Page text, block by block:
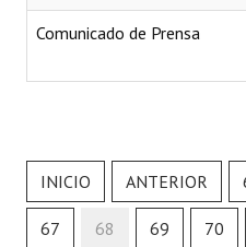
Ejecución Presupuestaria
Declaraciones
Comunicado de Prensa
INICIO ANTERIOR
67 68 69 70